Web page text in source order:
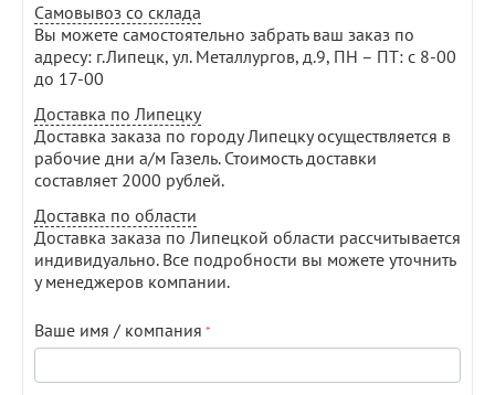
Самовывоз со склада
Вы можете самостоятельно забрать ваш заказ по
адресу: г.Липецк, ул. Металлургов, д.9, ПН – ПТ: с 8-00
до 17-00
Доставка по Липецку
Доставка заказа по городу Липецку осуществляется в
рабочие дни а/м Газель. Стоимость доставки
составляет 2000 рублей.
Доставка по области
Доставка заказа по Липецкой области рассчитывается
индивидуально. Все подробности вы можете уточнить
у менеджеров компании.
Ваше имя / компания